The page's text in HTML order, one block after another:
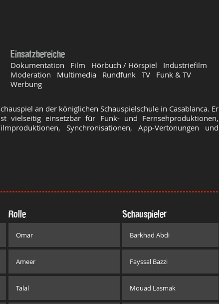
Einsatzbereiche
Dokumentation Film Hörbuch / Hörspiel Industriefilm
Moderation Multimedia Rundfunk TV Funk & TV
Werbung
an der königlichen Schauspielschule in Casablanca. Er
vielseitig einsetzbar für Funk- und Fernsehproduktionen,
Synchronisationen, App-Vertonungen und
Rolle Schauspieler
Omar Barkhad Abdi
Ameer Fayssal Bazzi
Talal Mouad Lasmak